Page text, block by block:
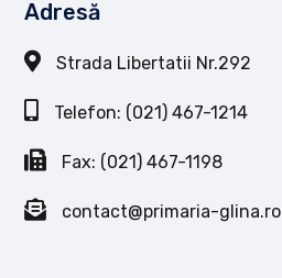
Adresă
Strada Libertatii Nr.292
Telefon: (021) 467-1214
Fax: (021) 467-1198
contact@primaria-glina.ro